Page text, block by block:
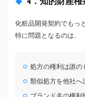
化粧品開発契約でもっ
特に問題となるのは、
処方の権利は誰の
類似処方を他社へ